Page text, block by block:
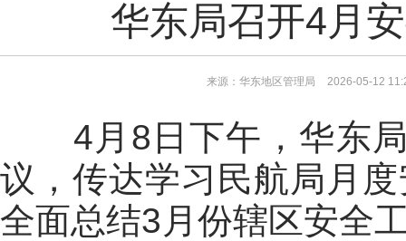
华东局召开4月
来源：华东地区管理局 2026-05-12
4 月 8 日下午，华东
议，传达学习民航局月
全面总结3 月份辖区安全